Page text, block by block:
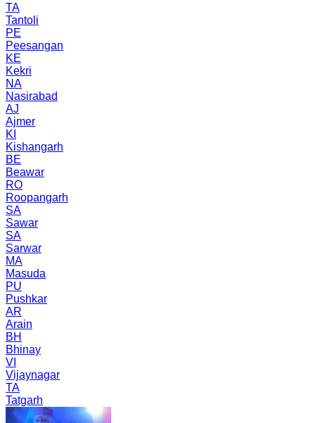
TA
Tantoli
PE
Peesangan
KE
Kekri
NA
Nasirabad
AJ
Ajmer
KI
Kishangarh
BE
Beawar
RO
Roopangarh
SA
Sawar
SA
Sarwar
MA
Masuda
PU
Pushkar
AR
Arain
BH
Bhinay
VI
Vijaynagar
TA
Tatgarh